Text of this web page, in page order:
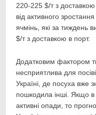
220-225 $/т з
від активного
ячмінь, які за тиждень
$/т з доставкою в порт.
Додатковим фактором
несприятлива для
Україні, де посуха вже
пошкодила інші. Якщо в
активні опади, то